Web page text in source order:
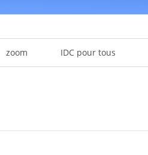
zoom IDC pour tous